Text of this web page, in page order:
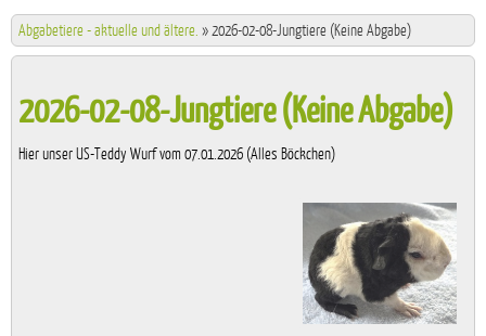
Abgabetiere - aktuelle und ältere. »2026-02-08-Jungtiere (Keine Abgabe)
2026-02-08-Jungtiere (Keine Abgabe)
Hier unser US-Teddy Wurf vom 07.01.2026 (Alles Böckchen)